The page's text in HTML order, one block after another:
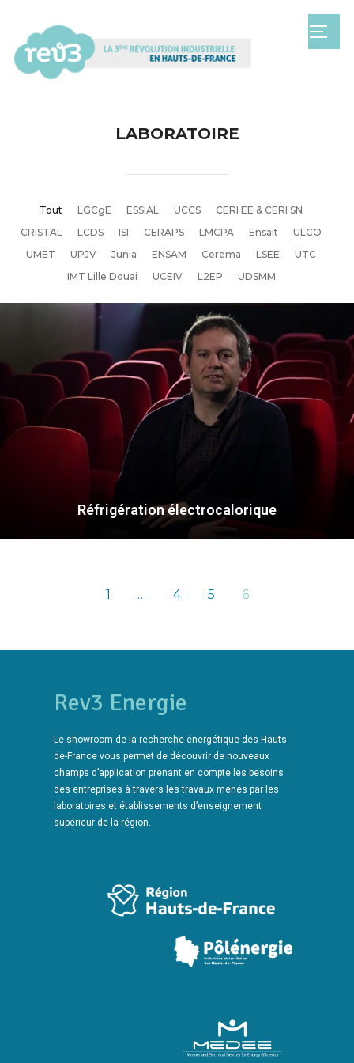
LABORATOIRE
Tout LGCgE ESSIAL UCCS
CERI EE & CERI SN
CRISTAL
LCDS ISI CERAPS LMCPA Ensait
ULCO
UMET
UPJV Junia ENSAM Cerema LSEE
UTC
IMT Lille Douai
UCEIV L2EP UDSMM
Réfrigération électrocalorique
1 … 4 5 6
Rev3 Energie
Le showroom de la recherche énergétique des Hauts-
de-France vous permet de découvrir de nouveaux
champs d’application prenant en compte les besoins
des entreprises à travers les travaux menés par les
laboratoires et établissements d’enseignement
supérieur de la région.